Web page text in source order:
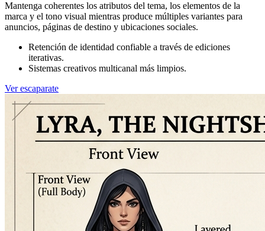
Mantenga coherentes los atributos del tema, los elementos de la
marca y el tono visual mientras produce múltiples variantes para
anuncios, páginas de destino y ubicaciones sociales.
Retención de identidad confiable a través de ediciones
iterativas.
Sistemas creativos multicanal más limpios.
Ver escaparate